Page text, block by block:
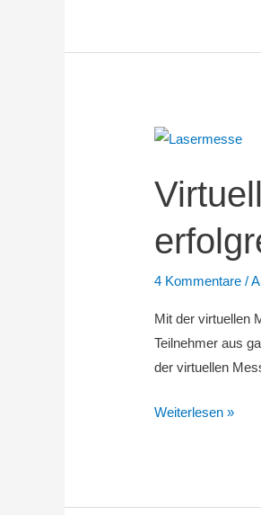
4 Kommentare /
Mit der virtuellen
Teilnehmer aus
der virtuellen
Virtuelle
LIPA
Weiterlesen »